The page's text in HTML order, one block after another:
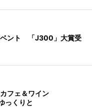
ベント 「J300」大賞受
フェ＆ワイン
っくりと